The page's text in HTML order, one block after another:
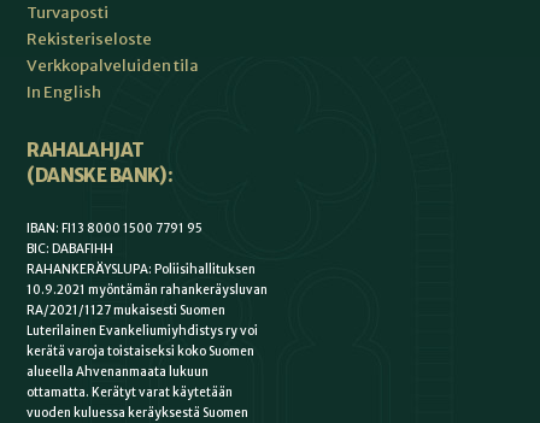
Turvaposti
Rekisteriseloste
Verkkopalveluiden tila
In English
RAHALAHJAT
(DANSKE BANK):
IBAN: FI13 8000 1500 7791 95
BIC: DABAFIHH
RAHANKERÄYSLUPA: Poliisihallituksen
10.9.2021 myöntämän rahankeräysluvan
RA/2021/1127 mukaisesti Suomen
Luterilainen Evankeliumiyhdistys ry voi
kerätä varoja toistaiseksi koko Suomen
alueella Ahvenanmaata lukuun
ottamatta. Kerätyt varat käytetään
vuoden kuluessa keräyksestä Suomen